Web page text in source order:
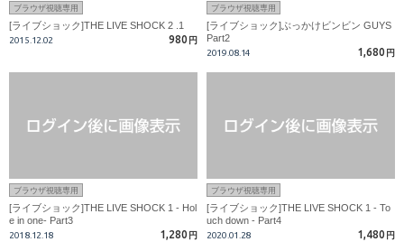
ブラウザ視聴専用
[ライブショック]THE LIVE SHOCK 2 .1
2015.12.02 980 円
ブラウザ視聴専用
[ライブショック]ぶっかけビンビン GUYS
Part2
2019.08.14 1,680 円
ブラウザ視聴専用
[ライブショック]THE LIVE SHOCK 1 - Hol
e in one- Part3
2018.12.18 1,280 円
ブラウザ視聴専用
[ライブショック]THE LIVE SHOCK 1 - To
uch down - Part4
2020.01.28 1,480 円